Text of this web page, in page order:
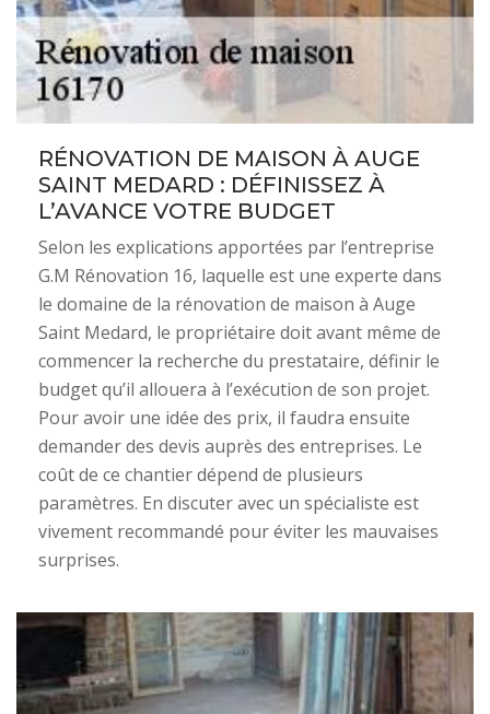
RÉNOVATION DE MAISON À AUGE
SAINT MEDARD : DÉFINISSEZ À
L’AVANCE VOTRE BUDGET
Selon les explications apportées par l’entreprise
G.M Rénovation 16, laquelle est une experte dans
le domaine de la rénovation de maison à Auge
Saint Medard, le propriétaire doit avant même de
commencer la recherche du prestataire, définir le
budget qu’il allouera à l’exécution de son projet.
Pour avoir une idée des prix, il faudra ensuite
demander des devis auprès des entreprises. Le
coût de ce chantier dépend de plusieurs
paramètres. En discuter avec un spécialiste est
vivement recommandé pour éviter les mauvaises
surprises.